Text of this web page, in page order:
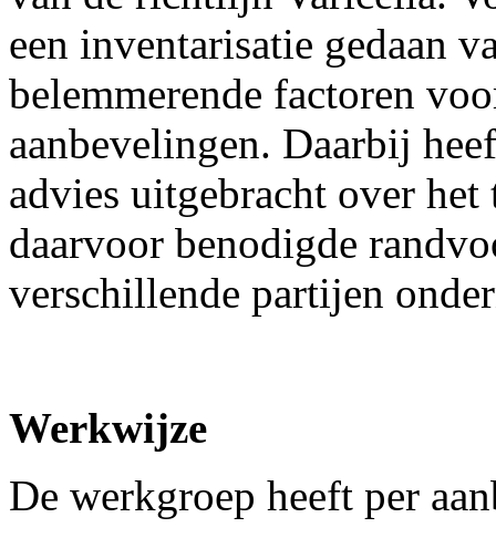
een inventarisatie gedaan
belemmerende factoren
aanbevelingen. Daarbij
advies uitgebracht over
daarvoor benodigde
verschillende partijen
Werkwijze
De werkgroep heeft per